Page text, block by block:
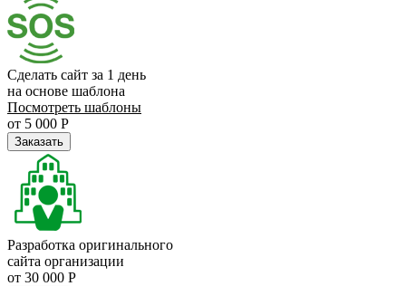
Сделать сайт за 1 день
на основе шаблона
Посмотреть шаблоны
от 5 000 Р
Заказать
Разработка оригинального
сайта организации
от 30 000 Р